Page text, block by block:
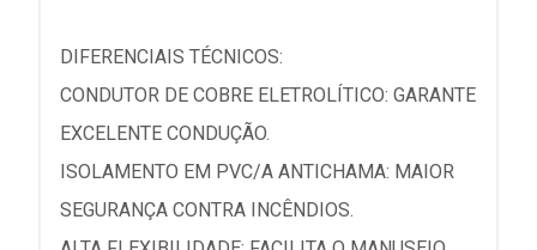
DIFERENCIAIS TÉCNICOS:
CONDUTOR DE COBRE ELETROLÍTICO: GARANTE
EXCELENTE CONDUÇÃO.
ISOLAMENTO EM PVC/A ANTICHAMA: MAIOR
SEGURANÇA CONTRA INCÊNDIOS.